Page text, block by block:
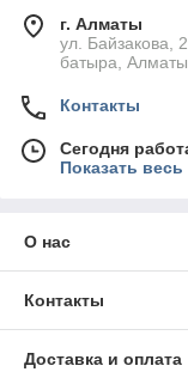
г. Алматы
ул. Байзакова,
батыра,
Контакты
Сегодня
Показать
О нас
Контакты
Доставка и оплата